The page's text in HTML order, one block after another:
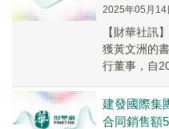
2025年05月14
【財華社訊
獲黃文洲的
行董事，自
建發國際集
合同銷售額